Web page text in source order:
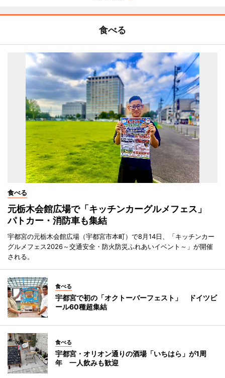
食べる
食べる
元栃木会館広場で「キッチンカーグルメフェス」
パトカー・消防車も集結
宇都宮の元栃木会館広場（宇都宮市本町）で8月14日、「キッチンカー
グルメフェス2026～交通安全・防火防災ふれあいイベント～」が開催
される。
食べる
宇都宮で初の「オクトーバーフェスト」 ドイツビ
ール60種超集結
食べる
宇都宮・オリオン通りの酒場「いちはら」が1周
年 一人飲みも歓迎